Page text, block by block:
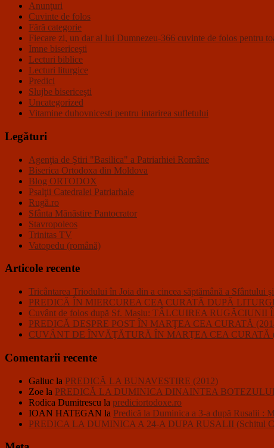
Anunţuri
Cuvinte de folos
Fără categorie
Fiecare zi, un dar al lui Dumnezeu-366 cuvinte de folos pentru
Imne bisericeşti
Lecturi biblice
Lecturi liturgice
Predici
Slujbe bisericeşti
Uncategorized
Vitamine duhovnicesti pentru intarirea sufletului
Legături
Agenţia de Ştiri "Basilica" a Patriarhiei Române
Biserica Ortodoxa din Moldova
Blog ORTODOX
Psalţii Catedralei Patriarhale
Rugă.ro
Sfânta Mănăstire Pantocrator
Stavropoleos
Trinitas TV
Vatopedu (română)
Articole recente
Tricântarea Triodului în Joia din a cincea săptămână a Sfântului
PREDICĂ ÎN MIERCUREA CEA CURATĂ DUPĂ
Cuvânt de folos după Sf. Maslu: TÂLCUIREA
PREDICĂ DESPRE POST ÎN MARŢEA CEA CURATĂ
CUVÂNT DE ÎNVĂŢĂTURĂ ÎN MARŢEA CEA CURATĂ
Comentarii recente
Galiuc la PREDICĂ LA BUNAVESTIRE (2012)
Zoe la PREDICĂ LA DUMINICA DINAINTEA
Rodica Dumitrescu la prediciortodoxe.ro
IOAN HATEGAN la Predică la Duminica a 3-a după
PREDICA LA DUMINICA A 24-A DUPA RUSALII (Schitul